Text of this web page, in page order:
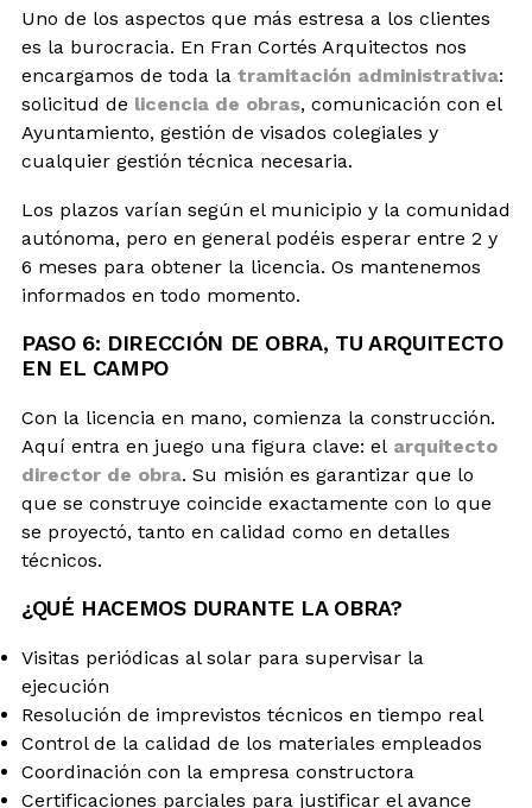
Uno de los aspectos que más estresa a los clientes
es la burocracia. En Fran Cortés Arquitectos nos
encargamos de toda la tramitación administrativa:
solicitud de licencia de obras, comunicación con el
Ayuntamiento, gestión de visados colegiales y
cualquier gestión técnica necesaria.
Los plazos varían según el municipio y la comunidad
autónoma, pero en general podéis esperar entre 2 y
6 meses para obtener la licencia. Os mantenemos
informados en todo momento.
PASO 6: DIRECCIÓN DE OBRA, TU ARQUITECTO
EN EL CAMPO
Con la licencia en mano, comienza la construcción.
Aquí entra en juego una figura clave: el arquitecto
director de obra. Su misión es garantizar que lo
que se construye coincide exactamente con lo que
se proyectó, tanto en calidad como en detalles
técnicos.
¿QUÉ HACEMOS DURANTE LA OBRA?
Visitas periódicas al solar para supervisar la
ejecución
Resolución de imprevistos técnicos en tiempo real
Control de la calidad de los materiales empleados
Coordinación con la empresa constructora
Certificaciones parciales para justificar el avance